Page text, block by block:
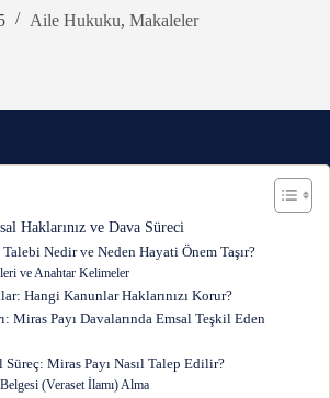
Aile Hukuku, Makaleler
Haklarınız ve Dava Süreci
Nedir ve Neden Hayati Önem Taşır?
ve Anahtar Kelimeler
Hangi Kanunlar Haklarınızı Korur?
Miras Payı Davalarında Emsal Teşkil Eden
Süreç: Miras Payı Nasıl Talep Edilir?
(Veraset İlamı) Alma